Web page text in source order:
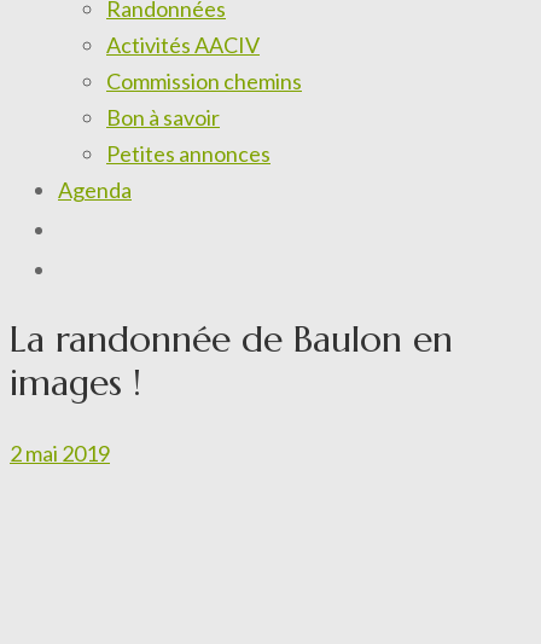
Randonnées
Activités AACIV
Commission chemins
Bon à savoir
Petites annonces
Agenda
La randonnée de Baulon en
images !
2 mai 2019